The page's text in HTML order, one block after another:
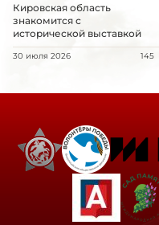
Кировская область
знакомится с
исторической выставкой
30 июля 2026 145